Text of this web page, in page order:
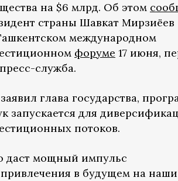
на $6 млрд. Об этом
страны Шавкат Мирзиёев
международном
форуме 17 июня,
служба.
глава государства,
запускается для
потоков.
даст мощный импульс
в будущем на наши